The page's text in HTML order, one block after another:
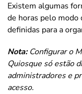
Existem algumas
de horas pelo modo
definidas para a
Nota:Configurar o
Quiosque só estão
administradores e
acesso.